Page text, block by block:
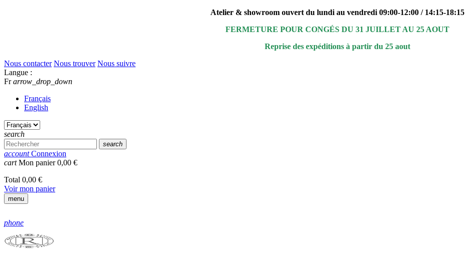
Atelier & showroom ouvert du lundi au vendredi 09:00-12:00 / 14:15-18:15
FERMETURE POUR CONGÉS DU 31 JUILLET AU 25 AOUT
Reprise des expéditions à partir du 25 aout
Nous contacter Nous trouver Nous suivre
Langue :
Fr arrow_drop_down
Français
English
search
search
account Connexion
cart Mon panier0,00 €
Total 0,00 €
Voir mon panier
menu
phone